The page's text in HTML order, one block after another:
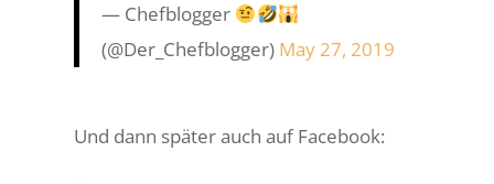
— Chefblogger
(@Der_Chefblogger) May 27, 2019
Und dann später auch auf Facebook: